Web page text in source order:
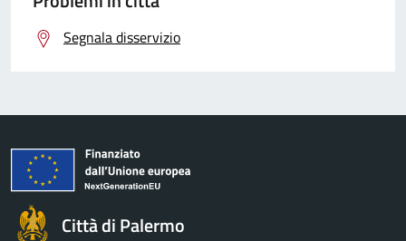
Segnala disservizio
Città di Palermo